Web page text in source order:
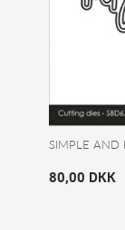
SIMPLE AND
80,00 DKK